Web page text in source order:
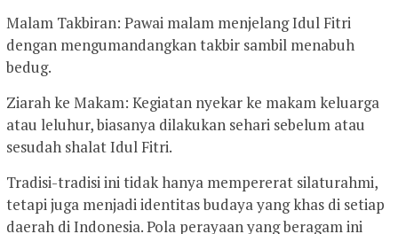
Malam Takbiran: Pawai malam menjelang Idul Fitri
dengan mengumandangkan takbir sambil menabuh
bedug.
Ziarah ke Makam: Kegiatan nyekar ke makam keluarga
atau leluhur, biasanya dilakukan sehari sebelum atau
sesudah shalat Idul Fitri.
Tradisi-tradisi ini tidak hanya mempererat silaturahmi,
tetapi juga menjadi identitas budaya yang khas di setiap
daerah di Indonesia. Pola perayaan yang beragam ini